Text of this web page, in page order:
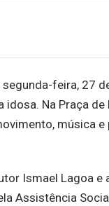
feira, 27
Na Praça de
música
Ismael Lagoa e
Assistência